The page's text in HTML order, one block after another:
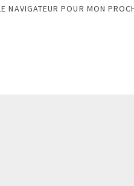
NAVIGATEUR POUR MON